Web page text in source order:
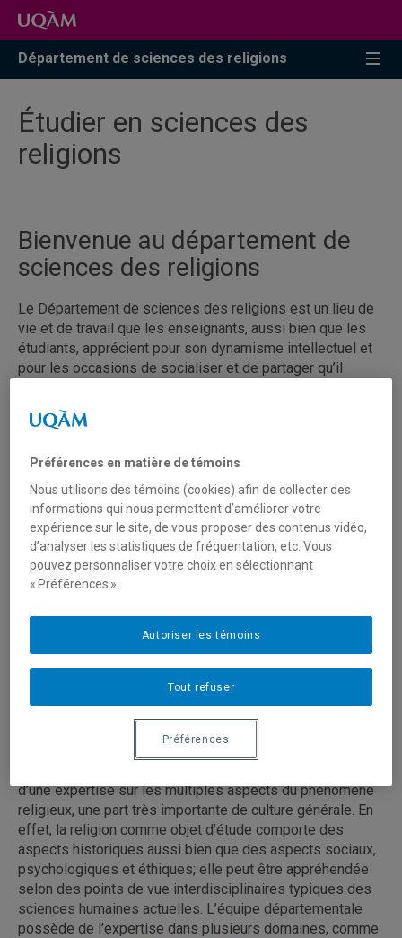
Accéder
recherche
Accéder
menu
pricipal
Accéder
zone
Département de sciences des religions
Étudier en sciences des
religions
Bienvenue au département de
sciences des religions
Le Département de sciences des religions est un lieu de
vie et de travail que les enseignants, aussi bien que les
étudiants, apprécient pour son dynamisme intellectuel et
pour les occasions de socialiser et de partager qu’il
d’enseignement et de recherche. Les deux premiers
définissent les objets et les domaines d’investigation
des insistances qui sous-tendent et accompagnent la
poursuite des deux premiers.
Le fait religieux au Québec et dans le
monde
La mobilisation des savoirs dans divers
secteurs d'activité
d’une expertise sur les multiples aspects du phénomène
religieux, une part très importante de culture générale. En
effet, la religion comme objet d’étude comporte des
aspects historiques aussi bien que des aspects sociaux,
psychologiques et éthiques; elle peut être appréhendée
selon des points de vue interdisciplinaires typiques des
sciences humaines actuelles. L’équipe départementale
possède de l’expertise dans plusieurs domaines, comme
Préférences en matière de témoins
Nous utilisons des témoins (cookies) afin de collecter des
informations qui nous permettent d’améliorer votre
expérience sur le site, de vous proposer des contenus vidéo,
d’analyser les statistiques de fréquentation, etc. Vous
pouvez personnaliser votre choix en sélectionnant
« Préférences ».
Tout refuser
Autoriser les témoins
Préférences